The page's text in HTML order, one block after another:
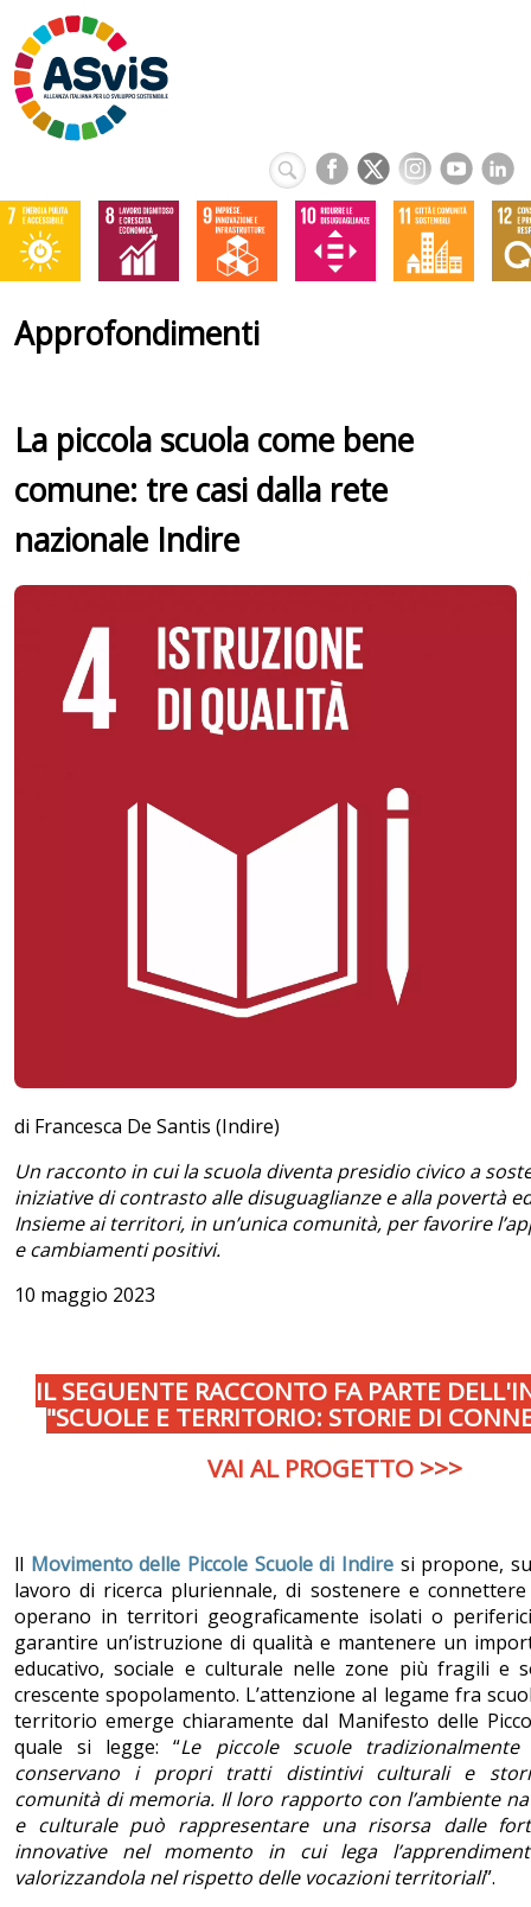
Approfondimenti
La piccola scuola come bene
comune: tre casi dalla rete
nazionale Indire
di Francesca De Santis (Indire)
Un racconto in cui la scuola diventa presidio civico a
iniziative di contrasto alle disuguaglianze e alla povertà
Insieme ai territori, in un’unica comunità, per favorire
e cambiamenti positivi.
10 maggio 2023
IL SEGUENTE RACCONTO FA PARTE
"SCUOLE E TERRITORIO: STORIE DI
VAI AL PROGETTO >>>
ll Movimento delle Piccole Scuole di Indire si propone,
lavoro di ricerca pluriennale, di sostenere e
operano in territori geograficamente isolati o
garantire un’istruzione di qualità e mantenere un
educativo, sociale e culturale nelle zone più fragili e
crescente spopolamento. L’attenzione al legame fra
territorio emerge chiaramente dal Manifesto delle
quale si legge: “Le piccole scuole
conservano i propri tratti distintivi culturali e
comunità di memoria. Il loro rapporto con l’ambiente
e culturale può rappresentare una risorsa dalle
innovative nel momento in cui lega
valorizzandola nel rispetto delle vocazioni territoriali”.